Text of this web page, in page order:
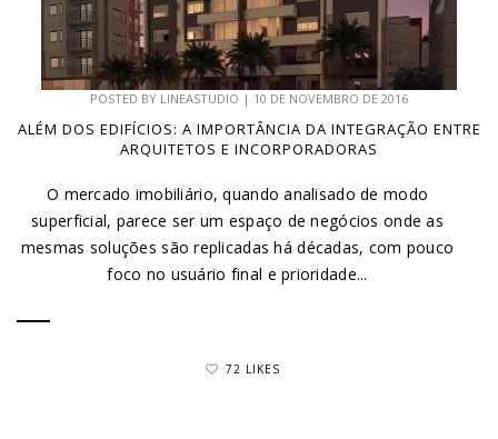
POSTED BY LINEASTUDIO | 10 DE NOVEMBRO DE 2016
ALÉM DOS EDIFÍCIOS: A IMPORTÂNCIA DA INTEGRAÇÃO ENTRE
ARQUITETOS E INCORPORADORAS
O mercado imobiliário, quando analisado de modo
superficial, parece ser um espaço de negócios onde as
mesmas soluções são replicadas há décadas, com pouco
foco no usuário final e prioridade...
72 LIKES